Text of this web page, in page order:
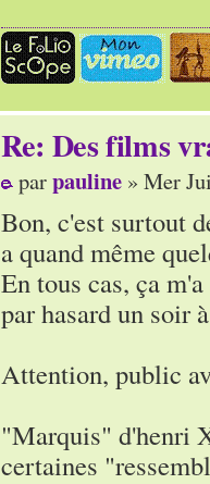
Re: Des films
parpauline » Mer
Bon, c'est surtout
a quand même
En tous cas, ça
par hasard un soir
Attention, public
"Marquis" d'henri
certaines